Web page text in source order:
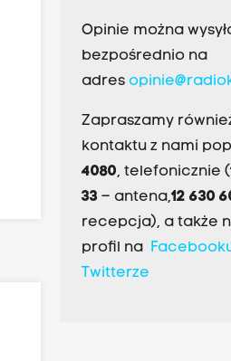
Opinie można
bezpośrednio na
adres
Zapraszamy
kontaktu z nami
4080, telefonicznie (
33– antena,12 630
recepcja), a także
profil na
Twitterze